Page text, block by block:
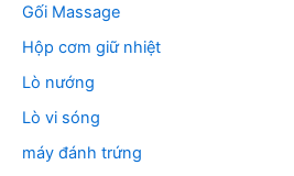
Gối Massage
Hộp cơm giữ nhiệt
Lò nướng
Lò vi sóng
máy đánh trứng